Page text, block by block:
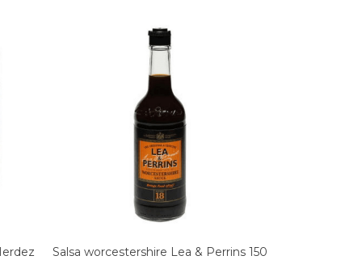
Salsa worcestershire Lea & Perrins 150